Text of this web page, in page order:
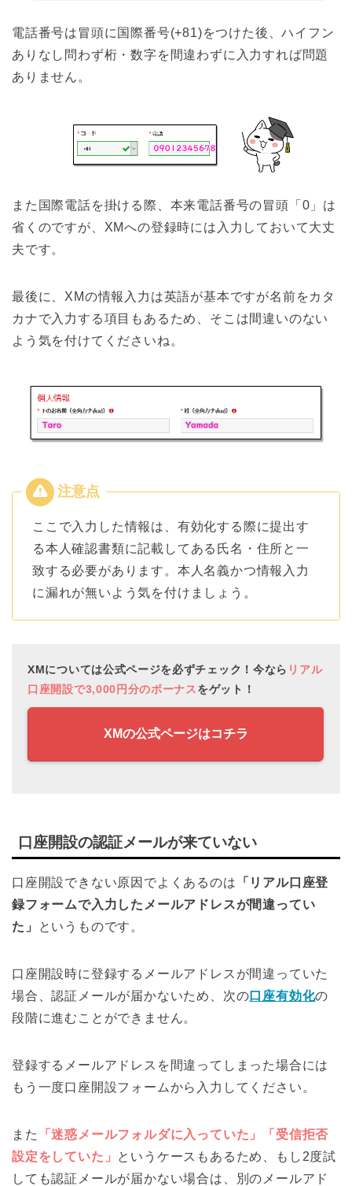
電話番号は冒頭に国際番号(+81)をつけた後、ハイフン
ありなし問わず桁・数字を間違わずに入力すれば問題
ありません。
また国際電話を掛ける際、本来電話番号の冒頭「0」は
省くのですが、XMへの登録時には入力しておいて大丈
夫です。
最後に、XMの情報入力は英語が基本ですが名前をカタ
カナで入力する項目もあるため、そこは間違いのない
よう気を付けてくださいね。
ここで入力した情報は、有効化する際に提出す
る本人確認書類に記載してある氏名・住所と一
致する必要があります。本人名義かつ情報入力
に漏れが無いよう気を付けましょう。
XMについては公式ページを必ずチェック！今なら リアル
口座開設で3,000円分のボーナスをゲット！
XMの公式ページはコチラ
口座開設の認証メールが来ていない
口座開設できない原因でよくあるのは 「リアル口座登
録フォームで入力したメールアドレスが間違ってい
た」
というものです。
口座開設時に登録するメールアドレスが間違っていた
場合、認証メールが届かないため、次の口座有効化の
段階に進むことができません。
登録するメールアドレスを間違ってしまった場合には
もう一度口座開設フォームから入力してください。
また
「迷惑メールフォルダに入っていた」「受信拒否
設定をしていた」 というケースもあるため、もし2度試
しても認証メールが届かない場合は、別のメールアド